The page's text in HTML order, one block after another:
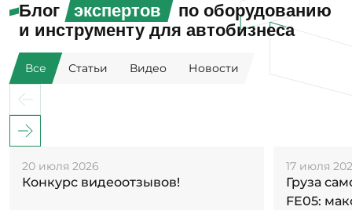
Блог экспертов
по оборудованию
и инструменту для автобизнеса
Все Статьи Видео Новости
20 июля 2026
Конкурс видеоотзывов!
17 июля
Груза
FE05: